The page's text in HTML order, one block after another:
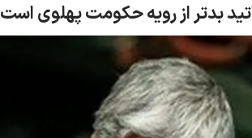
بدتر از رویه حکومت پهلوی است